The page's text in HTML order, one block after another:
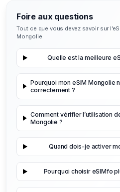
Foire aux questions
Tout ce que vous devez savoir sur
Mongolie
Quelle est la meilleure
Pourquoi mon eSIM Mongolie
correctement ?
Comment vérifier l’utilisation
Mongolie ?
Quand dois-je activer
Pourquoi choisir eSIMfo